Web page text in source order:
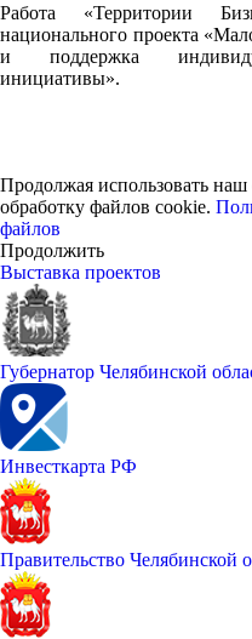
Работа «Территории
национального проекта
и поддержка
инициативы».
Продолжая использовать наш
обработку файлов cookie.
файлов
Продолжить
Выставка проектов
Губернатор Челябинской
Инвесткарта РФ
Правительство Челябинской